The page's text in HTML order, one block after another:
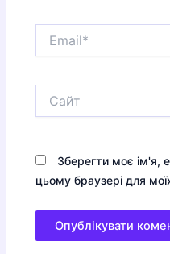
Зберегти моє ім'я,
цьому браузері для